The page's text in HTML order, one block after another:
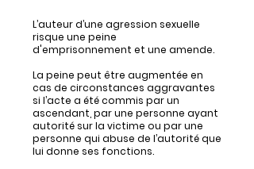
L’auteur d’une agression sexuelle
risque une peine
d'emprisonnement et une amende.
La peine peut être augmentée en
cas de circonstances aggravantes
si l’acte a été commis par un
ascendant, par une personne ayant
autorité sur la victime ou par une
personne qui abuse de l’autorité que
lui donne ses fonctions.